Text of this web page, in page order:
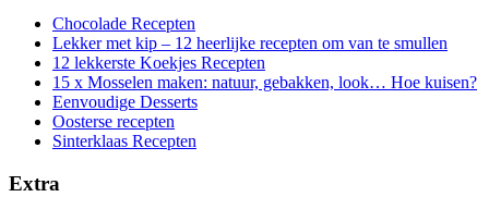
Chocolade Recepten
Lekker met kip – 12 heerlijke recepten om van te smullen
12 lekkerste Koekjes Recepten
15 x Mosselen maken: natuur, gebakken, look… Hoe kuisen?
Eenvoudige Desserts
Oosterse recepten
Sinterklaas Recepten
Extra